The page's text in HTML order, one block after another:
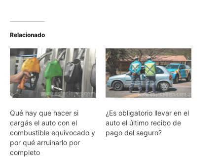
Relacionado
Qué hay que hacer si
cargás el auto con el
combustible equivocado y
por qué arruinarlo por
completo
¿Es obligatorio llevar en el
auto el último recibo de
pago del seguro?